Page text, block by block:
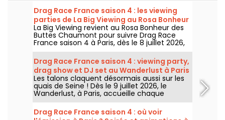
Drag Race France saison 4 : les viewing
parties de La Big Viewing au Rosa Bonheur
La Big Viewing revient au Rosa Bonheur des
Buttes Chaumont pour suivre Drag Race
France saison 4 à Paris, dès le 8 juillet 2026,
puis chaque soir de diffusion. Animée par La
Big Bertha, cette viewing party réunit
projection de l’épisode, performances drag,
quiz, invités et surprises.
Drag Race France saison 4 : viewing party,
drag show et DJ set au Wanderlust à Paris
Les talons claquent désormais aussi sur les
quais de Seine ! Dès le 9 juillet 2026, le
Wanderlust, à Paris, accueille chaque
semaine une viewing party de Drag Race
France saison 4, avec projection des
épisodes, drag shows et DJ sets jusqu'au
Drag Race France saison 4 : où voir